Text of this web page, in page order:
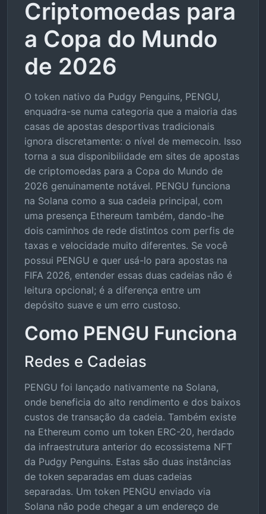
Criptomoedas para
a Copa do Mundo
de 2026
O token nativo da Pudgy Penguins, PENGU,
enquadra-se numa categoria que a maioria das
casas de apostas desportivas tradicionais
ignora discretamente: o nível de memecoin. Isso
torna a sua disponibilidade em sites de apostas
de criptomoedas para a Copa do Mundo de
2026 genuinamente notável. PENGU funciona
na Solana como a sua cadeia principal, com
uma presença Ethereum também, dando-lhe
dois caminhos de rede distintos com perfis de
taxas e velocidade muito diferentes. Se você
possui PENGU e quer usá-lo para apostas na
FIFA 2026, entender essas duas cadeias não é
leitura opcional; é a diferença entre um
depósito suave e um erro custoso.
Como PENGU Funciona
Redes e Cadeias
PENGU foi lançado nativamente na Solana,
onde beneficia do alto rendimento e dos baixos
custos de transação da cadeia. Também existe
na Ethereum como um token ERC-20, herdado
da infraestrutura anterior do ecossistema NFT
da Pudgy Penguins. Estas são duas instâncias
de token separadas em duas cadeias
separadas. Um token PENGU enviado via
Solana não pode chegar a um endereço de